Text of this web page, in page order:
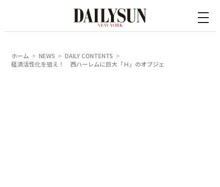
ホーム NEWS
DAILY CONTENTS
経済活性化を狙え！ 西ハーレムに巨大「Ｈ」のオブジェ